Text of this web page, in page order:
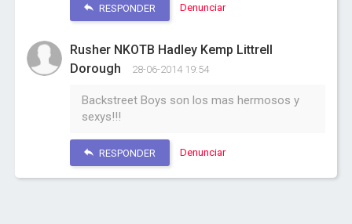
RESPONDER Denunciar
Rusher NKOTB Hadley Kemp Littrell
Dorough
28-06-2014 19:54
Backstreet Boys son los mas hermosos y
sexys!!!
RESPONDER Denunciar